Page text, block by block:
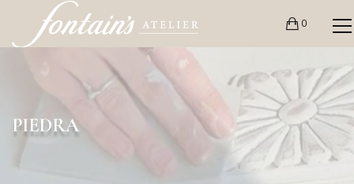
0
PIEDRA